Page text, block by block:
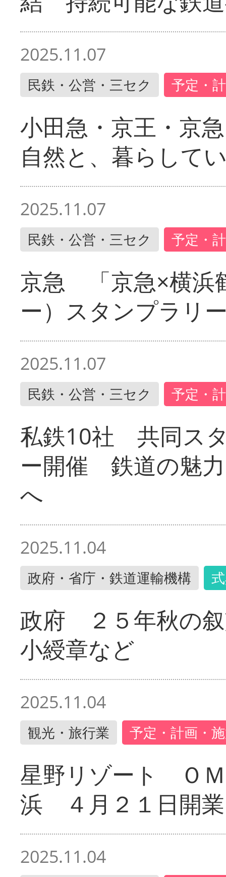
2025.11.07
民鉄・公営・三セク 予定・
小田急・京王・京
自然と、暮らして
2025.11.07
民鉄・公営・三セク 予定・
京急 「京急×横浜
ー）スタンプラリ
2025.11.07
民鉄・公営・三セク 予定・
私鉄10社 共同ス
ー開催 鉄道の魅
へ
2025.11.04
政府・省庁・鉄道運輸機構
政府 ２５年秋の
小綬章など
2025.11.04
観光・旅行業 予定・計画・
星野リゾート Ｏ
浜 ４月２１日開業
2025.11.04